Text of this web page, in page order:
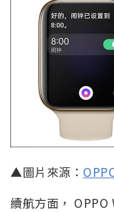
▲圖片來源：
續航方面，